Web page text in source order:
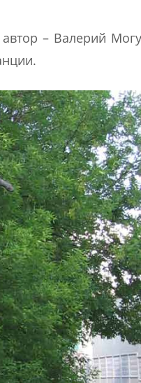
автор – Валерий